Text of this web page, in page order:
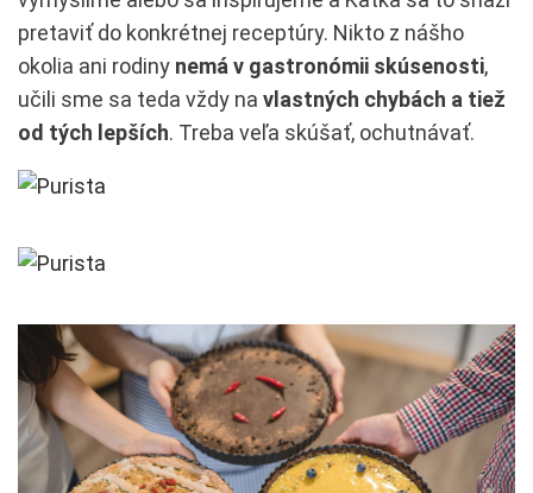
pretaviť do konkrétnej receptúry. Nikto z nášho
okolia ani rodiny nemá v gastronómii skúsenosti,
učili sme sa teda vždy na vlastných chybách a tiež
od tých lepších. Treba veľa skúšať, ochutnávať.